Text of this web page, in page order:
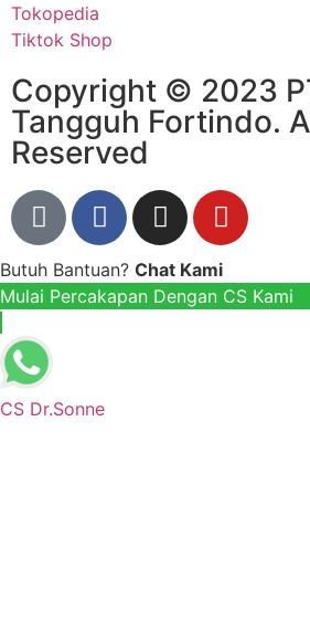
Tokopedia
Tiktok Shop
Copyright © 2023
Tangguh Fortindo.
Reserved
Butuh Bantuan? Chat Kami
Mulai Percakapan Dengan CS Kami
CS Dr.Sonne